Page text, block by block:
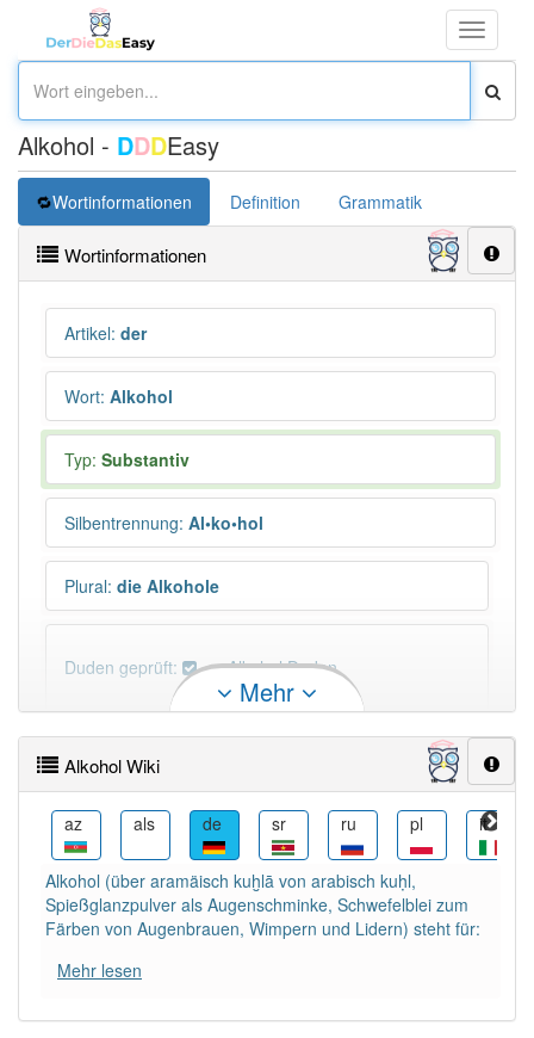
Toggle
Alkohol - DDDEasy
Wortinformationen Definition Grammatik
Wortinformationen
Artikel: der
Wort: Alkohol
Typ: Substantiv
Silbentrennung: Al•ko•hol
Plural: die Alkohole
Duden geprüft: Alkohol Duden
PowerIndex:397
Häufigkeit: 6 von 10
Wörter mit Endung-alkohol: 11
Wörter mit Endung
Mehr
Alkohol Wiki
az als de sr ru pl it
Alkohol (über aramäisch kuḫlā von arabisch kuḥl,
Spießglanzpulver als Augenschminke, Schwefelblei zum
Färben von Augenbrauen, Wimpern und Lidern) steht für:
Mehr lesen